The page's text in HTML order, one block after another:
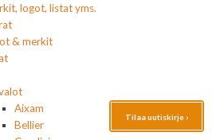
logot, listat yms.
& merkit
Aixam
Bellier
Tilaa uutiskirje ›